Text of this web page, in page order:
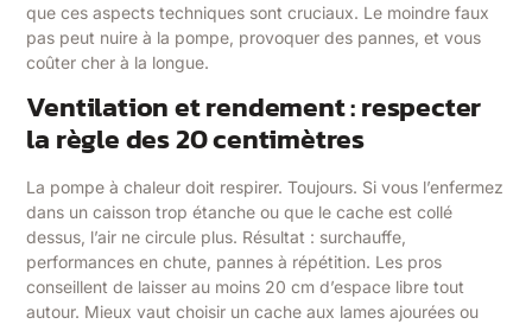
que ces aspects techniques sont cruciaux. Le moindre faux
pas peut nuire à la pompe, provoquer des pannes, et vous
coûter cher à la longue.
Ventilation et rendement : respecter
la règle des 20 centimètres
La pompe à chaleur doit respirer. Toujours. Si vous l’enfermez
dans un caisson trop étanche ou que le cache est collé
dessus, l’air ne circule plus. Résultat : surchauffe,
performances en chute, pannes à répétition. Les pros
conseillent de laisser au moins 20 cm d’espace libre tout
autour. Mieux vaut choisir un cache aux lames ajourées ou